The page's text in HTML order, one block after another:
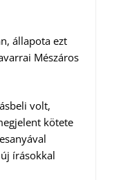
állapota ezt
Mészáros
volt,
kötete
írásokkal